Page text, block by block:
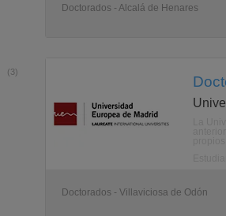
(3)
Doctorados - Alcalá de Henares
Doctorados - Villaviciosa de Odón